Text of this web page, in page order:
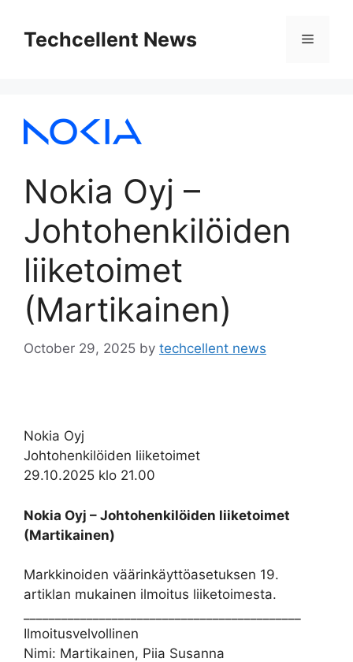
contentTechcellent News Menu
Nokia Oyj –
Johtohenkilöiden
liiketoimet
(Martikainen)
October 29, 2025 by techcellent news
Nokia Oyj
Johtohenkilöiden liiketoimet
29.10.2025 klo 21.00
Nokia Oyj – Johtohenkilöiden liiketoimet
(Martikainen)
Markkinoiden väärinkäyttöasetuksen 19.
artiklan mukainen ilmoitus liiketoimesta.
Ilmoitusvelvollinen
Nimi: Martikainen, Piia Susanna